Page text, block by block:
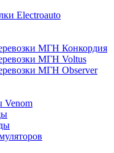
Electroauto
МГН Конкордия
МГН Voltus
МГН Observer
Venom